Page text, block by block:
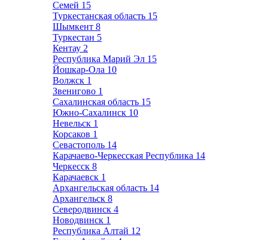
Семей 15
Туркестанская область 15
Шымкент 8
Туркестан 5
Кентау 2
Республика Марий Эл 15
Йошкар-Ола 10
Волжск 1
Звенигово 1
Сахалинская область 15
Южно-Сахалинск 10
Невельск 1
Корсаков 1
Севастополь 14
Карачаево-Черкесская Республика 14
Черкесск 8
Карачаевск 1
Архангельская область 14
Архангельск 8
Северодвинск 4
Новодвинск 1
Республика Алтай 12